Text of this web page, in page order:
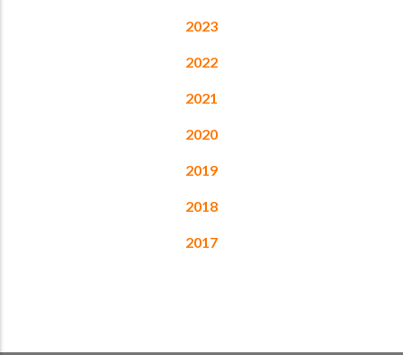
2023
2022
2021
2020
2019
2018
2017